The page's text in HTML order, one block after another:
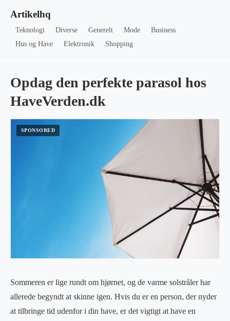
Artikelhq
Teknologi Diverse Generelt Mode
Business
Hus og Have
Elektronik Shopping
Opdag den perfekte parasol hos
HaveVerden.dk
Sommeren er lige rundt om hjørnet, og de varme solstråler har
allerede begyndt at skinne igen. Hvis du er en person, der nyder
at tilbringe tid udenfor i din have, er det vigtigt at have en